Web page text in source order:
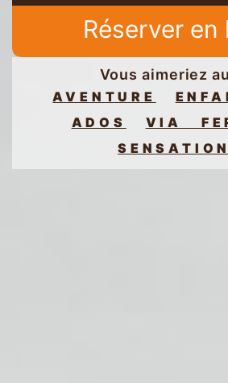
Réserver en
Vous aimeriez
AVENTURE
ADOS
VIA